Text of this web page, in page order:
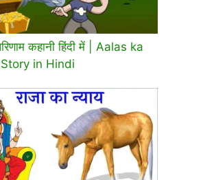
कहानी हिंदी में | Aalas ka
in Hindi